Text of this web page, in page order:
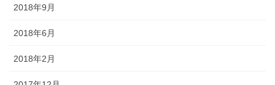
2018年9月
2018年6月
2018年2月